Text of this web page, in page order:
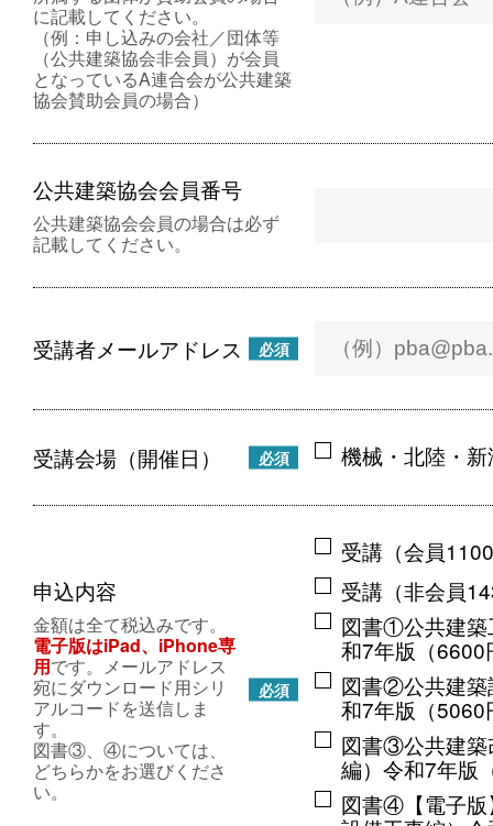
に記載してください。
（例：申し込みの会社／団体等
（公共建築協会非会員）が会員
となっているA連合会が公共建築
協会賛助会員の場合）
公共建築協会会員番号
公共建築協会会員の場合は必ず
記載してください。
受講者メールアドレス 必須
受講会場（開催日） 必須 機械・北陸・
申込内容
必須
金額は全て税込みです。
電子版はiPad、iPhone専
用です。メールアドレス
宛にダウンロード用シリ
アルコードを送信しま
す。
図書③、④については、
どちらかをお選びくださ
い。
受講（会員
受講（非会員
図書①公共建築
和7年版（6600
図書②公共建築
和7年版（5060
図書③公共建築
編）令和7年版
図書④【電子版